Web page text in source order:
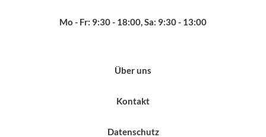
Mo - Fr: 9:30 - 18:00, Sa: 9:30 - 13:00
Über uns
Kontakt
Datenschutz